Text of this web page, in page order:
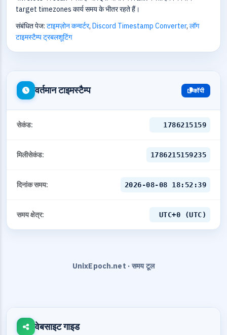
target timezones कार्य समय के भीतर रहते हैं।
संबंधित पेज: टाइमज़ोन कन्वर्टर, Discord Timestamp Converter, लॉग
टाइमस्टैम्प ट्रबलशूटिंग
वर्तमान टाइमस्टैम्प कॉपी
सेकंड: 1786215159
मिलीसेकंड: 1786215159235
दिनांक समय: 2026-08-08 18:52:39
समय क्षेत्र: UTC+0 (UTC)
UnixEpoch.net · समय टूल
वेबसाइट गाइड